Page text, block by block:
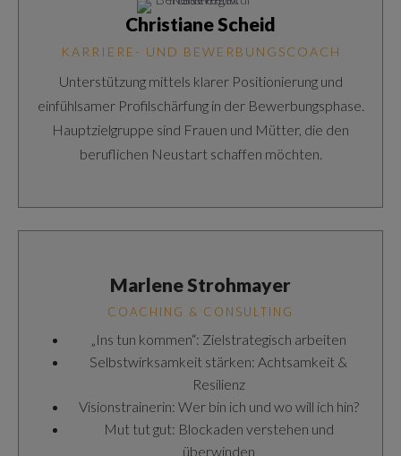
Christiane Scheid
KARRIERE- UND BEWERBUNGSCOACH
Unterstützung mittels klarer Positionierung und
einfühlsamer Profilschärfung in der Bewerbungsphase.
Hauptzielgruppe sind Frauen und Mütter, die den
beruflichen Neustart schaffen möchten.
Marlene Strohmayer
COACHING & CONSULTING
„Ins tun kommen“: Zielstrategisch arbeiten
Selbstwirksamkeit stärken: Achtsamkeit &
Resilienz
Visionstrainerin: Wer bin ich und wo will ich hin?
Mut tut gut: Blockaden verstehen und
überwinden